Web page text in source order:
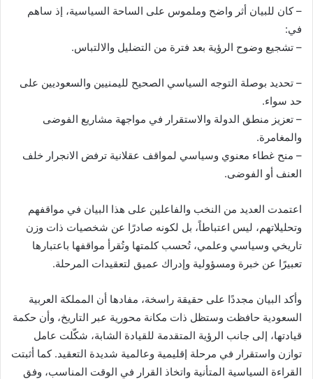
– كان للبيان أثر واضح وملموس على الساحة السياسية، إذ ساهم
في:
– تشجيع وضوح الرؤية بعد فترة من التضليل والالتباس.
– تحديد بوصلة التوجه السياسي الصحيح لليمنيين والسعوديين على
حد سواء.
– تعزيز منطق الدولة والاستقرار في مواجهة مشاريع الفوضى
والمغامرة.
– منح غطاء معنوي وسياسي لمواقف عقلانية ترفض الانجرار خلف
العنف أو الفوضى.
اعتمدت العديد من النخب والفاعلين على هذا البيان في مواقفهم
وتحليلاتهم، ليس اعتباطاً، بل لكونه صادرًا عن شخصيات ذات وزن
تاريخي وسياسي وعلمي، تُحسب كلمتها وتُقرأ مواقفها باعتبارها
تعبيرًا عن خبرة ومسؤولية وإدراك عميق لتعقيدات المرحلة.
وأكد البيان مجددًا على حقيقة راسخة، مفادها أن المملكة العربية
السعودية حافظت وستظل ذات مكانة محورية عبر التاريخ، وأن حكمة
قيادتها، إلى جانب الرؤية المتقدمة للقيادة الشابة، شكّلت عامل
توازن واستقرار في مرحلة إقليمية وعالمية شديدة التعقيد. كما أثبتت
القراءة السياسية المتأنية واتخاذ القرار في الوقت المناسب، وفق